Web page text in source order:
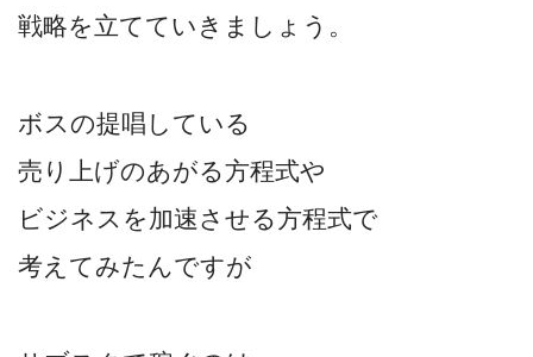
戦略を立てていきましょう。
ボスの提唱している
売り上げのあがる方程式や
ビジネスを加速させる方程式で
考えてみたんですが